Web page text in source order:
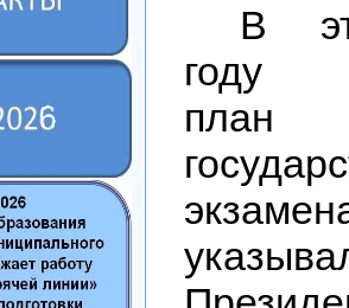
В
году